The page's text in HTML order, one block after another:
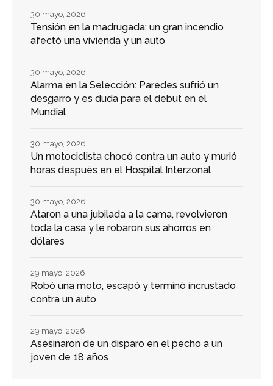
Tensión en la madrugada: un gran incendio
afectó una vivienda y un auto
30 mayo, 2026
Alarma en la Selección: Paredes sufrió un
desgarro y es duda para el debut en el
Mundial
30 mayo, 2026
Un motociclista chocó contra un auto y murió
horas después en el Hospital Interzonal
30 mayo, 2026
Ataron a una jubilada a la cama, revolvieron
toda la casa y le robaron sus ahorros en
dólares
30 mayo, 2026
Robó una moto, escapó y terminó incrustado
contra un auto
29 mayo, 2026
Asesinaron de un disparo en el pecho a un
joven de 18 años
29 mayo, 2026